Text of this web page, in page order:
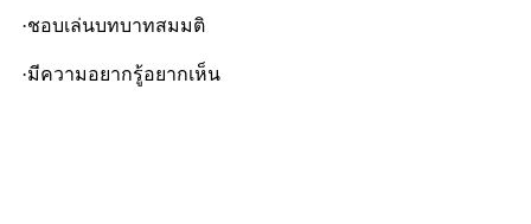
·ชอบเล่นบทบาทสมมติ
·มีความอยากรู้อยากเห็น